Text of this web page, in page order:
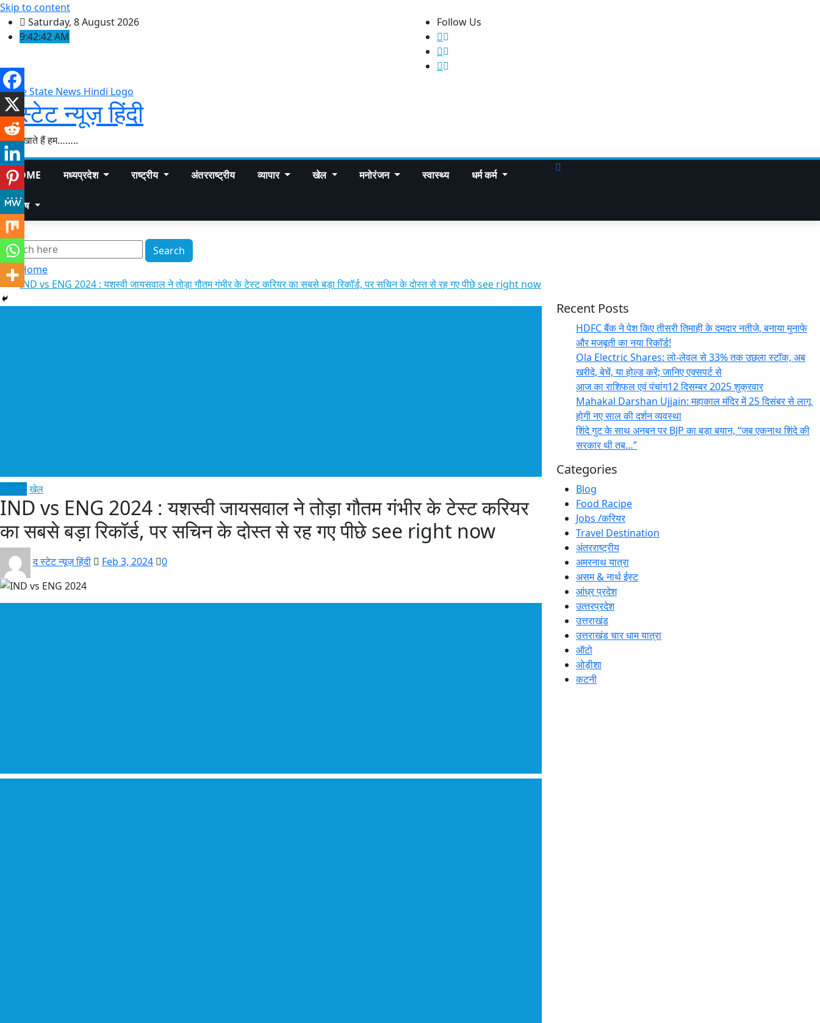
Skip to content
Saturday, 8 August 2026
9:42:43 AM
Follow Us
द स्टेट न्यूज़ हिंदी
सच दिखाते हैं हम……..
HOME मध्यप्रदेश राष्ट्रीय अंतरराष्ट्रीय व्यापार खेल मनोरंजन स्वास्थ्य धर्म कर्म
विशेष
×
Search
Home
IND vs ENG 2024 : यशस्वी जायसवाल ने तोड़ा गौतम गंभीर के टेस्ट करियर का सबसे बड़ा रिकॉर्ड, पर सचिन के दोस्त से रह गए पीछे see right now
खेल
IND vs ENG 2024 : यशस्वी जायसवाल ने तोड़ा गौतम गंभीर के टेस्ट करियर
का सबसे बड़ा रिकॉर्ड, पर सचिन के दोस्त से रह गए पीछे see right now
द स्टेट न्यूज़ हिंदी Feb 3, 2024 0
Recent Posts
HDFC बैंक ने पेश किए तीसरी तिमाही के दमदार नतीजे, बनाया मुनाफे
और मजबूती का नया रिकॉर्ड!
Ola Electric Shares: लो-लेवल से 33% तक उछला स्टॉक, अब
खरीदे, बेचें, या होल्ड करें; जानिए एक्सपर्ट से
आज का राशिफल एवं पंचांग12 दिसम्बर 2025 शुक्रवार
Mahakal Darshan Ujjain: महाकाल मंदिर में 25 दिसंबर से लागू
होगी नए साल की दर्शन व्यवस्था
शिंदे गुट के साथ अनबन पर BJP का बड़ा बयान, “जब एकनाथ शिंदे की
सरकार थी तब…”
Categories
Blog
Food Racipe
Jobs /करियर
Travel Destination
अंतरराष्ट्रीय
अमरनाथ यात्रा
असम & नार्थ ईस्ट
आंध्र प्रदेश
उत्‍तरप्रदेश
उत्तराखंड
उत्तराखंड चार धाम यात्रा
ऑटो
ओड़ीशा
कटनी